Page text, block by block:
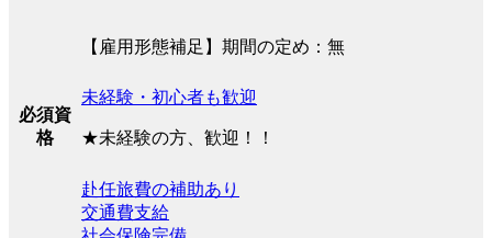
【雇用形態補足】期間の定め：無
必須資
格
未経験・初心者も歓迎
★未経験の方、歓迎！！
赴任旅費の補助あり
交通費支給